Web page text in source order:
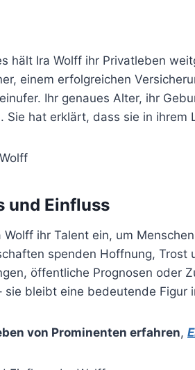
hält Ira Wolff ihr Privatleben
einem erfolgreichen
Ihr genaues Alter, ihr
Sie hat erklärt, dass sie in ihrem
und Einfluss
Wolff ihr Talent ein, um
spenden Hoffnung, Trost
öffentliche Prognosen oder
sie bleibt eine bedeutende Figur
von Prominenten erfahren,